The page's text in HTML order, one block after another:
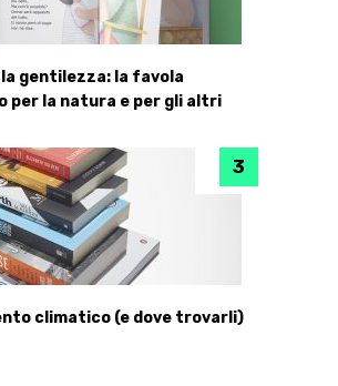
la gentilezza: la favola
per la natura e per gli altri
climatico (e dove trovarli)